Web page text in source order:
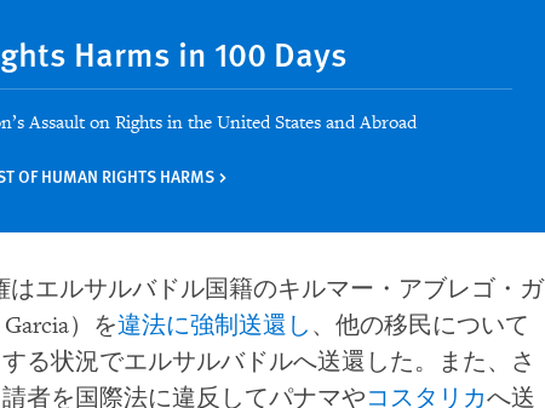
Harms in 100 Days
Assault on Rights in the United States and Abroad
OF HUMAN RIGHTS HARMS
はエルサルバドル国籍のキルマー・アブレゴ・ガ
）を違法に強制送還し 、他の移民について
する状況でエルサルバドルへ送還した。また、さ
者を国際法に違反してパナマやコスタリカへ送